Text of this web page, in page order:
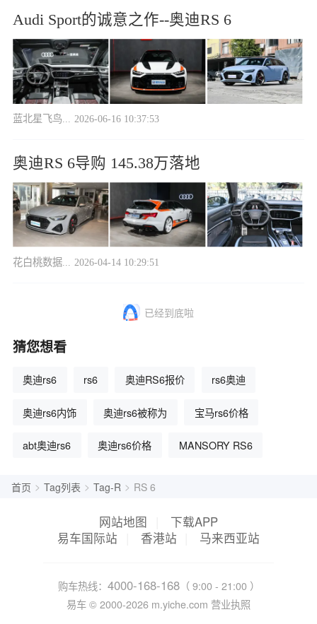
Audi Sport的诚意之作--奥迪RS 6
蓝北星飞鸟... 2026-06-16 10:37:53
奥迪RS 6导购 145.38万落地
花白桃数据... 2026-04-14 10:29:51
已经到底啦
猜您想看
奥迪rs6 rs6 奥迪RS6报价 rs6奥迪
奥迪rs6内饰 奥迪rs6被称为 宝马rs6价格
abt奥迪rs6 奥迪rs6价格 MANSORY RS6
首页 > Tag列表 > Tag-R > RS 6
网站地图
下载APP
易车国际站
香港站 马来西亚站
购车热线： 4000-168-168（ 9:00 - 21:00 ）
易车 © 2000-2026 m.yiche.com 营业执照